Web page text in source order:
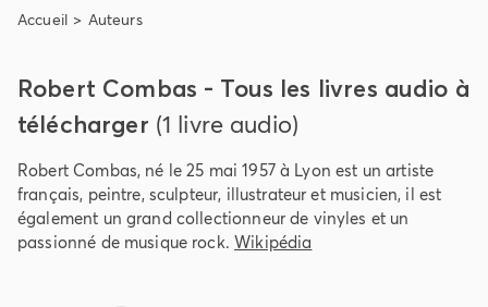
Accueil Auteurs
Robert Combas - Tous les livres audio à
télécharger (1 livre audio)
Robert Combas, né le 25 mai 1957 à Lyon est un artiste
français, peintre, sculpteur, illustrateur et musicien, il est
également un grand collectionneur de vinyles et un
passionné de musique rock.Wikipédia